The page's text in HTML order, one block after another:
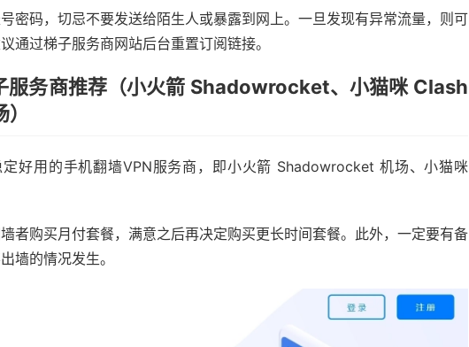
号密码，切忌不要发送给陌生人或暴露到网上。一旦发现有异常流量，则可
通过梯子服务商网站后台重置订阅链接。
服务商推荐（小火箭 Shadowrocket、小猫咪 Clash
好用的手机翻墙VPN服务商，即小火箭 Shadowrocket 机场、小猫咪
者购买月付套餐，满意之后再决定购买更长时间套餐。此外，一定要有备
墙的情况发生。